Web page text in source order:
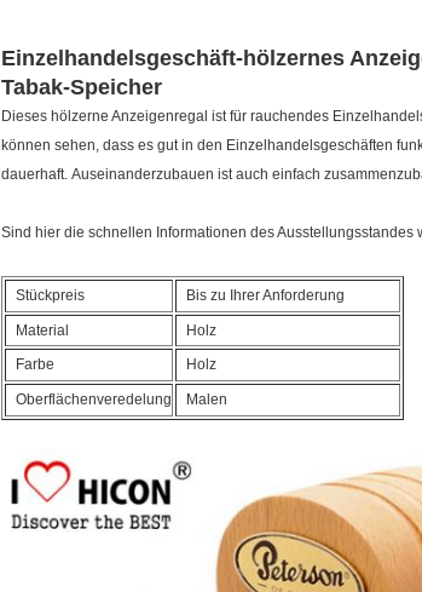
Einzelhandelsgeschäft-hölzernes
Tabak-Speicher
Dieses hölzerne Anzeigenregal ist für rauchendes
können sehen, dass es gut in den Einzelhandelsgeschäften
dauerhaft. Auseinanderzubauen ist auch einfach
Sind hier die schnellen Informationen des Ausstellungsstandes
Stückpreis Bis zu Ihrer Anforderung
Material
Holz
Farbe
Holz
Oberflächenveredelung Malen